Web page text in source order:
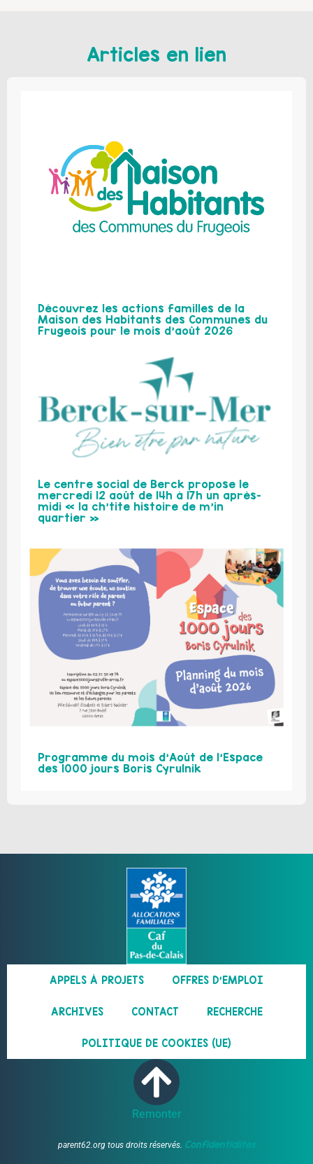
Articles en lien
Découvrez les actions familles de la
Maison des Habitants des Communes du
Frugeois pour le mois d’août 2026
Le centre social de Berck propose le
mercredi 12 août de 14h à 17h un après-
midi « la ch’tite histoire de m’in
quartier »
Programme du mois d’Août de l’Espace
des 1000 jours Boris Cyrulnik
APPELS À PROJETS OFFRES D’EMPLOI
ARCHIVES CONTACT RECHERCHE
POLITIQUE DE COOKIES (UE)
Remonter
parent62.org tous droits réservés. Confidentialités